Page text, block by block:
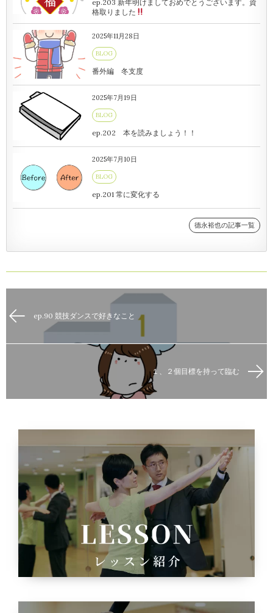
ep.203 新年明けましておめでとうございます。資
格取りました
2025年11月28日
BLOG
番外編 冬支度
2025年7月19日
BLOG
ep.202 本を読みましょう！！
2025年7月10日
BLOG
ep.201 常に変化する
德永裕也の記事一覧
ep.90 競技ダンスで好きなこと
１、２個目標を持って臨む